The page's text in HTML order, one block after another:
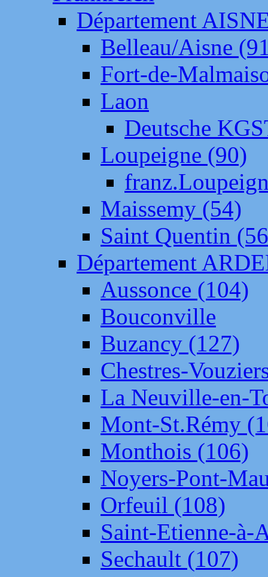
Département
Belleau/Aisne
Fort-de-
Laon
Deutsche
Loupeigne (90)
Maissemy (54)
Saint Quentin
Département
Aussonce (104)
Bouconville
Buzancy (127)
Chestres-
La Neuville-en-
Mont-St.Rémy
Monthois (106)
Noyers-Pont-
Orfeuil (108)
Saint-Etienne-à-
Sechault (107)